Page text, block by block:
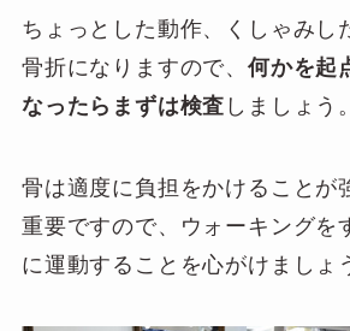
ちょっとした動作、くしゃみし
骨折になりますので、 何かを起
なったらまずは検査 しましょう。
骨は適度に負担をかけることが
重要ですので、ウォーキングを
に運動することを心がけましょ